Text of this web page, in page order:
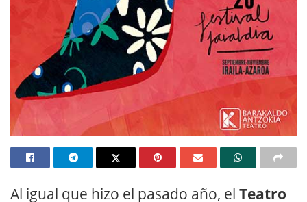
Al igual que hizo el pasado año, el Teatro